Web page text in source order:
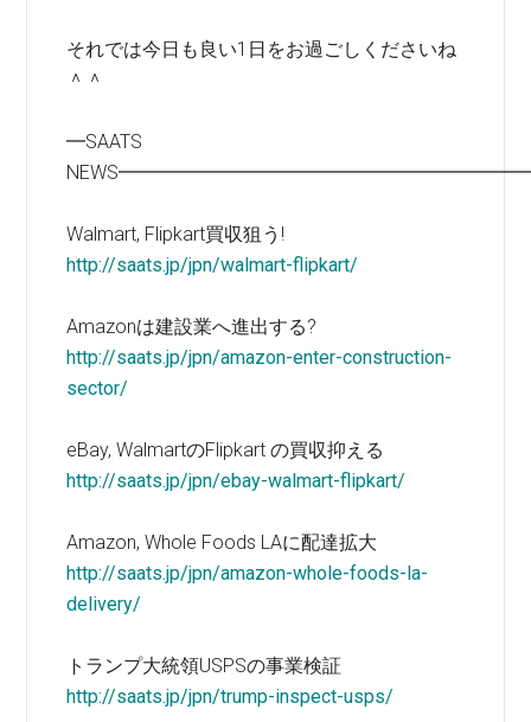
それでは今日も良い1日をお過ごしくださいね
＾＾
━SAATS
Walmart, Flipkart買収狙う!
http://saats.jp/jpn/walmart-flipkart/
Amazonは建設業へ進出する?
http://saats.jp/jpn/amazon-enter-construction-
sector/
eBay, WalmartのFlipkart の買収抑える
http://saats.jp/jpn/ebay-walmart-flipkart/
Amazon, Whole Foods LAに配達拡大
http://saats.jp/jpn/amazon-whole-foods-la-
delivery/
トランプ大統領USPSの事業検証
http://saats.jp/jpn/trump-inspect-usps/